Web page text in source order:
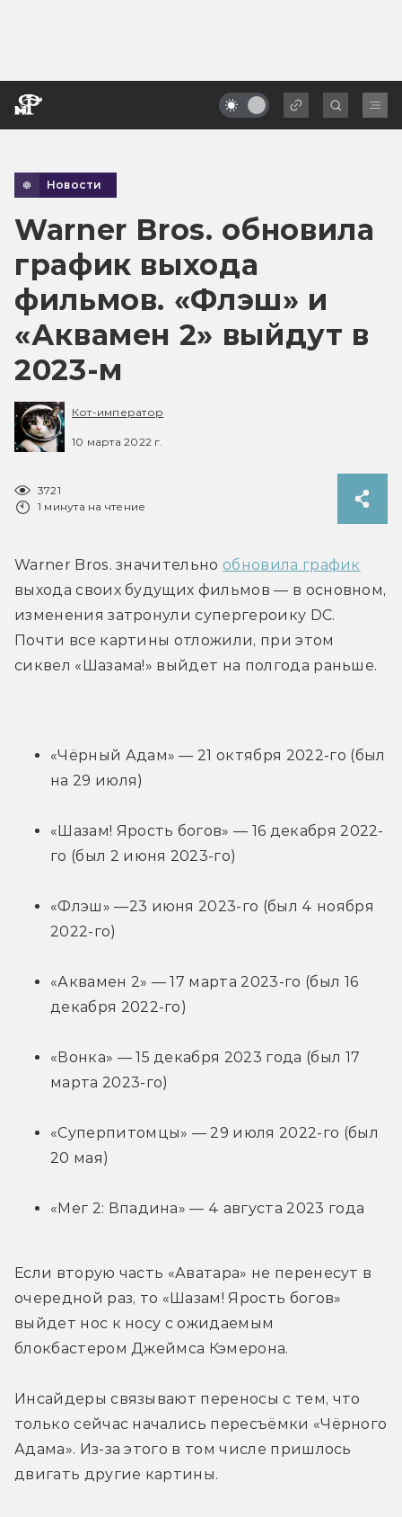
Новости
Warner Bros. обновила
график выхода
фильмов. «Флэш» и
«Аквамен 2» выйдут в
2023-м
Кот-император
10 марта 2022 г.
3721
1 минута на чтение
Warner Bros. значительно обновила график
выхода своих будущих фильмов — в основном,
изменения затронули супергероику DC.
Почти все картины отложили, при этом
сиквел «Шазама!» выйдет на полгода раньше.
«Чёрный Адам» — 21 октября 2022-го (был
на 29 июля)
«Шазам! Ярость богов» — 16 декабря 2022-
го (был 2 июня 2023-го)
«Флэш» —23 июня 2023-го (был 4 ноября
2022-го)
«Аквамен 2» — 17 марта 2023-го (был 16
декабря 2022-го)
«Вонка» — 15 декабря 2023 года (был 17
марта 2023-го)
«Суперпитомцы» — 29 июля 2022-го (был
20 мая)
«Мег 2: Впадина» — 4 августа 2023 года
Если вторую часть «Аватара» не перенесут в
очередной раз, то «Шазам! Ярость богов»
выйдет нос к носу с ожидаемым
блокбастером Джеймса Кэмерона.
Инсайдеры связывают переносы с тем, что
только сейчас начались пересъёмки «Чёрного
Адама». Из-за этого в том числе пришлось
двигать другие картины.